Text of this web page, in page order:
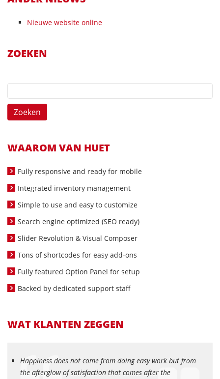
Nieuwe website online
ZOEKEN
Zoeken
naar:
WAAROM VAN HUET
Fully responsive and ready for mobile
Integrated inventory management
Simple to use and easy to customize
Search engine optimized (SEO ready)
Slider Revolution & Visual Composer
Tons of shortcodes for easy add-ons
Fully featured Option Panel for setup
Backed by dedicated support staff
WAT KLANTEN ZEGGEN
Happiness does not come from doing easy work but from
the afterglow of satisfaction that comes after the